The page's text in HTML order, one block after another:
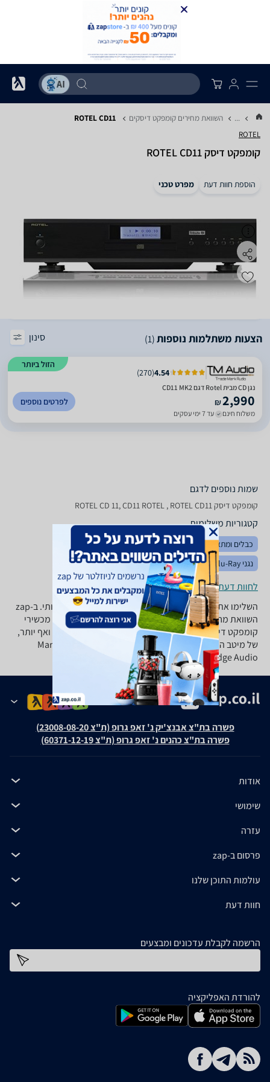
... השוואת מחירים קומפקט דיסקים ROTEL CD11
ROTEL
קומפקט דיסק ROTEL CD11
הוספת חוות דעת מפרט טכני
הצעות משתלמות נוספות(1) סינון
הזול ביותר
4.54
(
270
)
נגן CD מבית Rotel דגם CD11 MK2
₪2,990
משלוח חינם עד 7 ימי עסקים
לפרטים נוספים
שמות נוספים לדגם
קומפקט דיסק ROTEL CD 11, CD11 ROTEL , ROTEL CD11
קטגוריות משלימות
כבלים ומתאמים רסיברים ומגברים
מערכות סטריאו
נגני Blu-Ray ו-DVD
קולנוע ביתי סטרימרים רמקולים
לחוות דעת ופרטי החנויות
השלימו את מערכת הסטריאו שלכם עם קומפקט דיסק איכותי. ב-zap
השוואת מחירים תוכלו להשוות ולבחור בין עשרות סוגים של מכשירי
קומפקט דיסק בעלי מגש לדיסק אחד, 2 דיסקים, 6 דיסקים ואף יותר,
של מיטב היצרנים: פיוניר, דנון, Marantz, Onkyo, Sherwood,
Cambridge Audio ועוד רבים.
פשרה בת"צ אבנצ'יק נ' זאפ גרופ (ת"צ 23008-08-20)
פשרה בת"צ כהנים נ' זאפ גרופ (ת"צ 60371-12-19)
אודות
שימושי
עזרה
פרסום ב-zap
עולמות התוכן שלנו
חוות דעת
הרשמה לקבלת עדכונים ומבצעים
להורדת האפליקציה